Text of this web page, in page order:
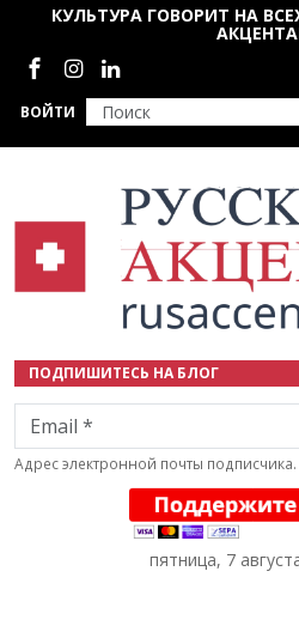
Перейти к основному содержанию
ВОЙТИ
КУЛЬТУРА ГОВОРИТ НА
Социальные сети
ПОДПИШИТЕСЬ НА БЛОГ
Email
Адрес электронной почты подписчика.
пятница, 7